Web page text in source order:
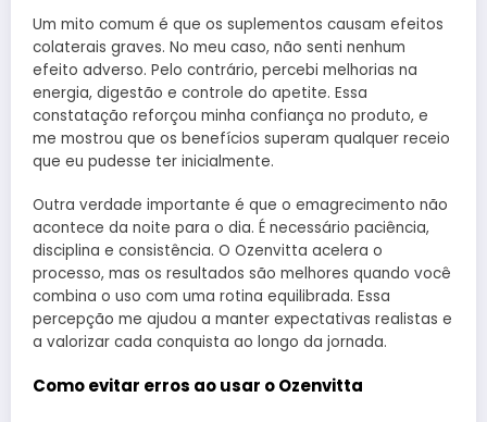
Um mito comum é que os suplementos causam efeitos
colaterais graves. No meu caso, não senti nenhum
efeito adverso. Pelo contrário, percebi melhorias na
energia, digestão e controle do apetite. Essa
constatação reforçou minha confiança no produto, e
me mostrou que os benefícios superam qualquer receio
que eu pudesse ter inicialmente.
Outra verdade importante é que o emagrecimento não
acontece da noite para o dia. É necessário paciência,
disciplina e consistência. O Ozenvitta acelera o
processo, mas os resultados são melhores quando você
combina o uso com uma rotina equilibrada. Essa
percepção me ajudou a manter expectativas realistas e
a valorizar cada conquista ao longo da jornada.
Como evitar erros ao usar o Ozenvitta